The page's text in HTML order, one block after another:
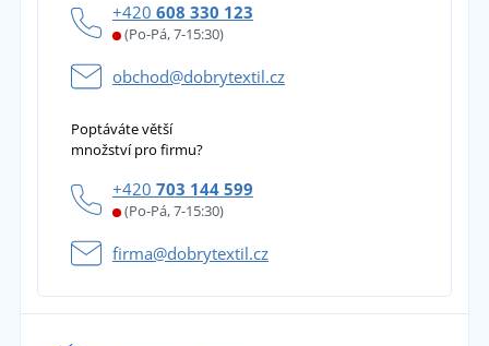
+420 608 330 123
(Po-Pá, 7-15:30)
obchod@dobrytextil.cz
Poptáváte větší
množství pro firmu?
+420 703 144 599
(Po-Pá, 7-15:30)
firma@dobrytextil.cz